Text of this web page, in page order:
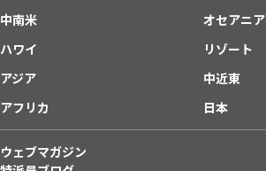
中南米
オセアニア
ハワイ
リゾート
アジア
中近東
アフリカ
日本
ウェブマガジン